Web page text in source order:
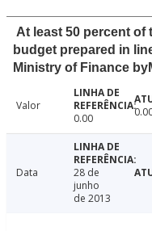
At least 50 percent of
budget prepared in
Ministry of Finance
Valor
0.00
Data
28 de
junho
de 2013